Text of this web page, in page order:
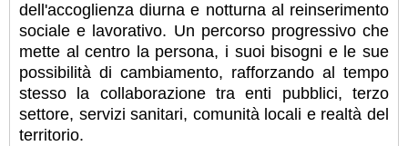
dell'accoglienza diurna e notturna al reinserimento
sociale e lavorativo. Un percorso progressivo che
mette al centro la persona, i suoi bisogni e le sue
possibilità di cambiamento, rafforzando al tempo
stesso la collaborazione tra enti pubblici, terzo
settore, servizi sanitari, comunità locali e realtà del
territorio.